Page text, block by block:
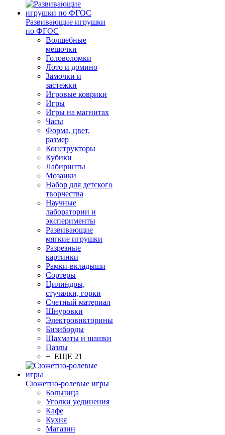
Развивающие игрушки
по ФГОС
Волшебные
мешочки
Головоломки
Лото и домино
Замочки и
застежки
Игровые коврики
Игры
Игры на магнитах
Часы
Форма, цвет,
размер
Конструкторы
Кубики
Лабиринты
Мозаики
Набор для детского
творчества
Научные
лаборатории и
эксперименты
Развивающие
мягкие игрушки
Разрезные
картинки
Рамки-вкладыши
Сортеры
Цилиндры,
стучалки, горки
Счетный материал
Шнуровки
Электровикторины
Бизиборды
Шахматы и шашки
Пазлы
+ ЕЩЕ 21
Сюжетно-ролевые игры
Больница
Уголки уединения
Кафе
Кухня
Магазин